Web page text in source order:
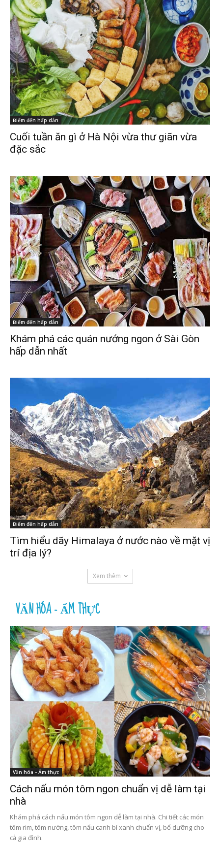
Điểm đến hấp dẫn
Cuối tuần ăn gì ở Hà Nội vừa thư giãn vừa
đặc sắc
Điểm đến hấp dẫn
Khám phá các quán nướng ngon ở Sài Gòn
hấp dẫn nhất
Điểm đến hấp dẫn
Tìm hiểu dãy Himalaya ở nước nào về mặt vị
trí địa lý?
Xem thêm
VĂN HÓA - ẨM THỰC
Văn hóa - Ẩm thực
Cách nấu món tôm ngon chuẩn vị dễ làm tại
nhà
Khám phá cách nấu món tôm ngon dễ làm tại nhà. Chi tiết các món
tôm rim, tôm nướng, tôm nấu canh bí xanh chuẩn vị, bổ dưỡng cho
cả gia đình.